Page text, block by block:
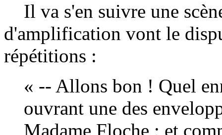
Il va s'en suivre une
d'amplification vont le
répétitions :
« -- Allons bon ! Quel
ouvrant une des
Madame Floche ; et